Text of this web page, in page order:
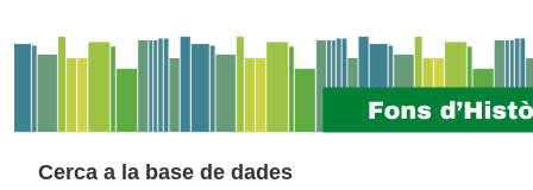
Cerca a la base de dades